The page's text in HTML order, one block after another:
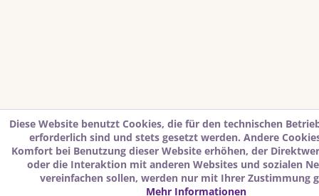
Diese Website benutzt Cookies, die für den technischen
erforderlich sind und stets gesetzt werden. Andere
Komfort bei Benutzung dieser Website erhöhen, der
oder die Interaktion mit anderen Websites und sozialen
vereinfachen sollen, werden nur mit Ihrer Zustimmung
Mehr Informationen